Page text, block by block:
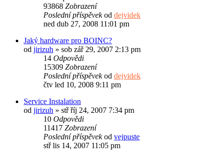
93868 Zobrazení
Poslední příspěvekod dejvidek
ned dub 27, 2008 11:01 pm
Jaký hardware pro BOINC?
od jirizuh » sob zář 29, 2007 2:13 pm
14 Odpovědi
15309 Zobrazení
Poslední příspěvekod dejvidek
čtv led 10, 2008 9:11 pm
Service Instalation
od jirizuh » stř říj 24, 2007 7:34 pm
10 Odpovědi
11417 Zobrazení
Poslední příspěvekod vejpuste
stř lis 14, 2007 11:05 pm